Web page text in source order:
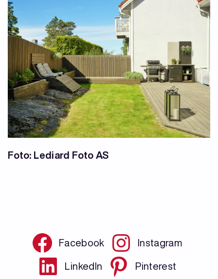
Foto: Lediard Foto AS
Facebook Instagram
LinkedIn Pinterest